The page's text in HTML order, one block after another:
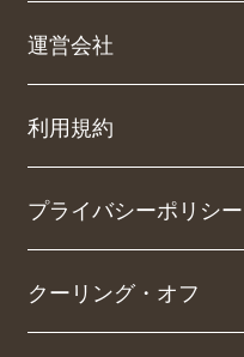
運営会社
利用規約
プライバシーポリシー
クーリング・オフ